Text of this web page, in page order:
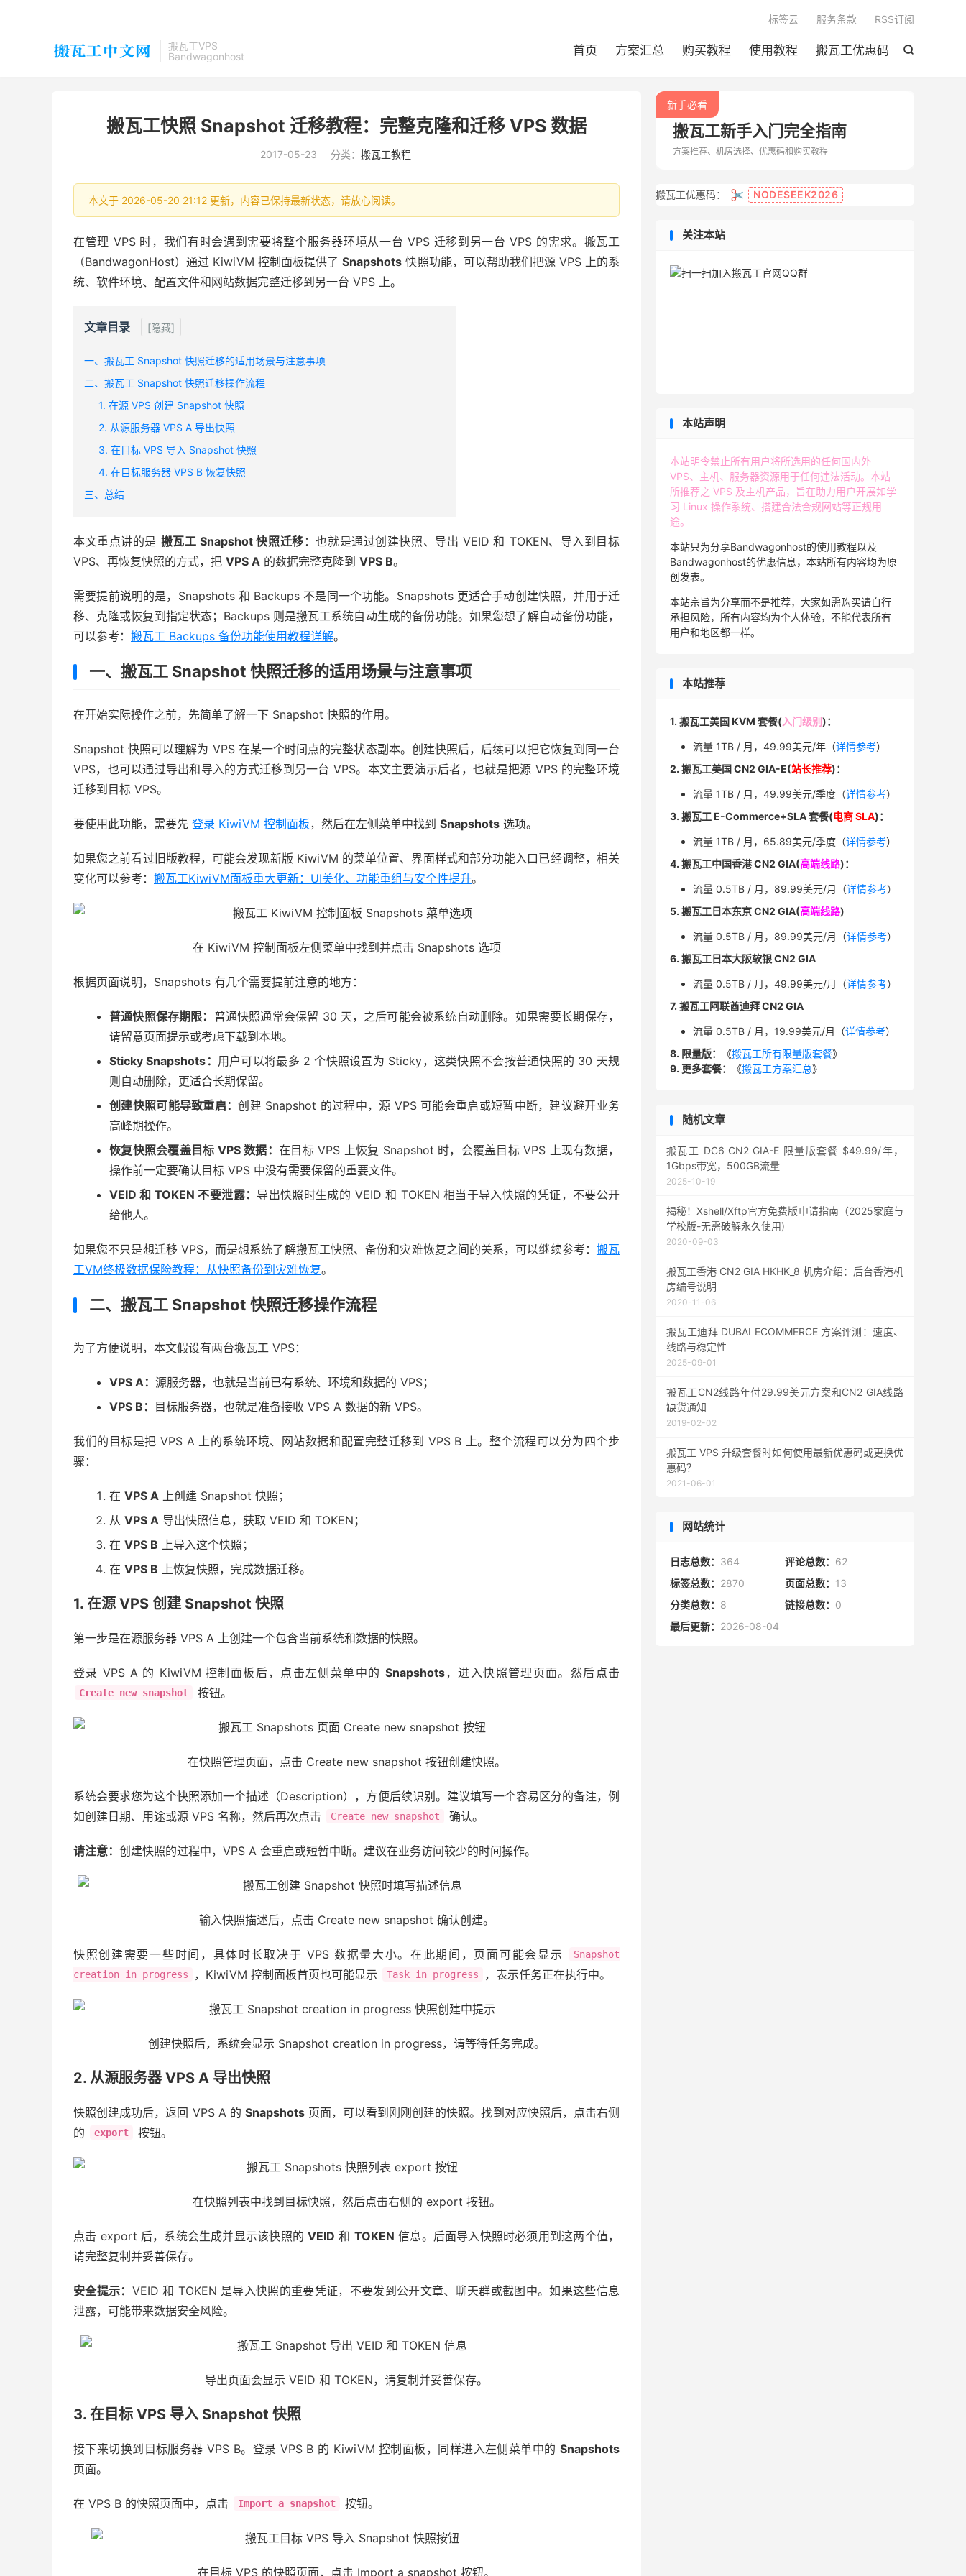
搬瓦工VPS
Bandwagonhost

首页 方案汇总 购买教程 使用教程 搬瓦工优惠码
标签云 服务条款 RSS订阅
搬瓦工快照 Snapshot 迁移教程：完整克隆和迁移 VPS 数据
2017-05-23 分类： 搬瓦工教程
本文于 2026-05-20 21:12 更新，内容已保持最新状态，请放心阅读。
在管理 VPS 时，我们有时会遇到需要将整个服务器环境从一台 VPS 迁移到另一台 VPS 的需求。搬瓦工
（BandwagonHost）通过 KiwiVM 控制面板提供了Snapshots 快照功能，可以帮助我们把源 VPS 上的系
统、软件环境、配置文件和网站数据完整迁移到另一台 VPS 上。
文章目录 [隐藏]
一、搬瓦工 Snapshot 快照迁移的适用场景与注意事项
二、搬瓦工 Snapshot 快照迁移操作流程
1. 在源 VPS 创建 Snapshot 快照
2. 从源服务器 VPS A 导出快照
3. 在目标 VPS 导入 Snapshot 快照
4. 在目标服务器 VPS B 恢复快照
三、总结
本文重点讲的是 搬瓦工 Snapshot 快照迁移 ：也就是通过创建快照、导出 VEID 和 TOKEN、导入到目标
VPS、再恢复快照的方式，把 VPS A 的数据完整克隆到 VPS B。
需要提前说明的是，Snapshots 和 Backups 不是同一个功能。Snapshots 更适合手动创建快照，并用于迁
移、克隆或恢复到指定状态；Backups 则是搬瓦工系统自动生成的备份功能。如果您想了解自动备份功能，
可以参考： 搬瓦工 Backups 备份功能使用教程详解。
一、搬瓦工 Snapshot 快照迁移的适用场景与注意事项
在开始实际操作之前，先简单了解一下 Snapshot 快照的作用。
Snapshot 快照可以理解为 VPS 在某一个时间点的完整状态副本。创建快照后，后续可以把它恢复到同一台
VPS，也可以通过导出和导入的方式迁移到另一台 VPS。本文主要演示后者，也就是把源 VPS 的完整环境
迁移到目标 VPS。
要使用此功能，需要先 登录 KiwiVM 控制面板，然后在左侧菜单中找到 Snapshots 选项。
如果您之前看过旧版教程，可能会发现新版 KiwiVM 的菜单位置、界面样式和部分功能入口已经调整，相关
变化可以参考： 搬瓦工KiwiVM面板重大更新：UI美化、功能重组与安全性提升。
在 KiwiVM 控制面板左侧菜单中找到并点击 Snapshots 选项
根据页面说明，Snapshots 有几个需要提前注意的地方：
普通快照保存期限： 普通快照通常会保留 30 天，之后可能会被系统自动删除。如果需要长期保存，
请留意页面提示或考虑下载到本地。
Sticky Snapshots： 用户可以将最多 2 个快照设置为 Sticky，这类快照不会按普通快照的 30 天规
则自动删除，更适合长期保留。
创建快照可能导致重启：创建 Snapshot 的过程中，源 VPS 可能会重启或短暂中断，建议避开业务
高峰期操作。
恢复快照会覆盖目标 VPS 数据：在目标 VPS 上恢复 Snapshot 时，会覆盖目标 VPS 上现有数据，
操作前一定要确认目标 VPS 中没有需要保留的重要文件。
VEID 和 TOKEN 不要泄露： 导出快照时生成的 VEID 和 TOKEN 相当于导入快照的凭证，不要公开
给他人。
如果您不只是想迁移 VPS，而是想系统了解搬瓦工快照、备份和灾难恢复之间的关系，可以继续参考： 搬瓦
工VM终极数据保险教程：从快照备份到灾难恢复。
二、搬瓦工 Snapshot 快照迁移操作流程
为了方便说明，本文假设有两台搬瓦工 VPS：
VPS A： 源服务器，也就是当前已有系统、环境和数据的 VPS；
VPS B：
目标服务器，也就是准备接收 VPS A 数据的新 VPS。
我们的目标是把 VPS A 上的系统环境、网站数据和配置完整迁移到 VPS B 上。整个流程可以分为四个步
骤：
在 VPS A 上创建 Snapshot 快照；
从 VPS A 导出快照信息，获取 VEID 和 TOKEN；
在 VPS B 上导入这个快照；
在 VPS B 上恢复快照，完成数据迁移。
1. 在源 VPS 创建 Snapshot 快照
第一步是在源服务器 VPS A 上创建一个包含当前系统和数据的快照。
登录 VPS A 的 KiwiVM 控制面板后，点击左侧菜单中的 Snapshots，进入快照管理页面。然后点击
Create new snapshot 按钮。
在快照管理页面，点击 Create new snapshot 按钮创建快照。
系统会要求您为这个快照添加一个描述（Description），方便后续识别。建议填写一个容易区分的备注，例
如创建日期、用途或源 VPS 名称，然后再次点击
Create new snapshot 确认。
请注意： 创建快照的过程中，VPS A 会重启或短暂中断。建议在业务访问较少的时间操作。
输入快照描述后，点击 Create new snapshot 确认创建。
快照创建需要一些时间，具体时长取决于 VPS 数据量大小。在此期间，页面可能会显示
Snapshot
creation in progress
，KiwiVM 控制面板首页也可能显示 Task in progress ，表示任务正在执行中。
创建快照后，系统会显示 Snapshot creation in progress，请等待任务完成。
2. 从源服务器 VPS A 导出快照
快照创建成功后，返回 VPS A 的 Snapshots页面，可以看到刚刚创建的快照。找到对应快照后，点击右侧
的
export 按钮。
在快照列表中找到目标快照，然后点击右侧的 export 按钮。
点击 export 后，系统会生成并显示该快照的VEID 和 TOKEN 信息。后面导入快照时必须用到这两个值，
请完整复制并妥善保存。
安全提示： VEID 和 TOKEN 是导入快照的重要凭证，不要发到公开文章、聊天群或截图中。如果这些信息
泄露，可能带来数据安全风险。
导出页面会显示 VEID 和 TOKEN，请复制并妥善保存。
3. 在目标 VPS 导入 Snapshot 快照
接下来切换到目标服务器 VPS B。登录 VPS B 的 KiwiVM 控制面板，同样进入左侧菜单中的 Snapshots
页面。
在 VPS B 的快照页面中，点击 Import a snapshot 按钮。
在目标 VPS 的快照页面，点击 Import a snapshot 按钮。
新手必看
搬瓦工新手入门完全指南
方案推荐、机房选择、优惠码和购买教程
搬瓦工优惠码： ✂️ NODESEEK2026
关注本站
本站声明
本站明令禁止所有用户将所选用的任何国内外
VPS、主机、服务器资源用于任何违法活动。本站
所推荐之 VPS 及主机产品，旨在助力用户开展如学
习 Linux 操作系统、搭建合法合规网站等正规用
途。
本站只为分享Bandwagonhost的使用教程以及
Bandwagonhost的优惠信息，本站所有内容均为原
创发表。
本站宗旨为分享而不是推荐，大家如需购买请自行
承担风险，所有内容均为个人体验，不能代表所有
用户和地区都一样。
本站推荐
1. 搬瓦工美国 KVM 套餐( 入门级别)：
流量 1TB / 月，49.99美元/年（详情参考）
2. 搬瓦工美国 CN2 GIA-E(站长推荐)：
流量 1TB / 月，49.99美元/季度（详情参考）
3. 搬瓦工 E-Commerce+SLA 套餐(电商 SLA)：
流量 1TB / 月，65.89美元/季度（详情参考）
4. 搬瓦工中国香港 CN2 GIA(高端线路)：
流量 0.5TB / 月，89.99美元/月（详情参考）
5. 搬瓦工日本东京 CN2 GIA(高端线路)
流量 0.5TB / 月，89.99美元/月（详情参考）
6. 搬瓦工日本大阪软银 CN2 GIA
流量 0.5TB / 月，49.99美元/月（详情参考）
7. 搬瓦工阿联酋迪拜 CN2 GIA
流量 0.5TB / 月，19.99美元/月（详情参考）
8. 限量版：
《搬瓦工所有限量版套餐》
9. 更多套餐：
《搬瓦工方案汇总》
随机文章
搬瓦工 DC6 CN2 GIA-E 限量版套餐 $49.99/年，
1Gbps带宽，500GB流量
2025-10-19
揭秘！Xshell/Xftp官方免费版申请指南（2025家庭与
学校版-无需破解永久使用)
2020-09-03
搬瓦工香港 CN2 GIA HKHK_8 机房介绍：后台香港机
房编号说明
2020-11-06
搬瓦工迪拜 DUBAI ECOMMERCE 方案评测：速度、
线路与稳定性
2025-09-01
搬瓦工CN2线路年付29.99美元方案和CN2 GIA线路
缺货通知
2019-02-02
搬瓦工 VPS 升级套餐时如何使用最新优惠码或更换优
惠码？
2021-06-01
网站统计
日志总数： 364 评论总数： 62
标签总数： 2870 页面总数： 13
分类总数： 8 链接总数： 0
最后更新： 2026-08-04